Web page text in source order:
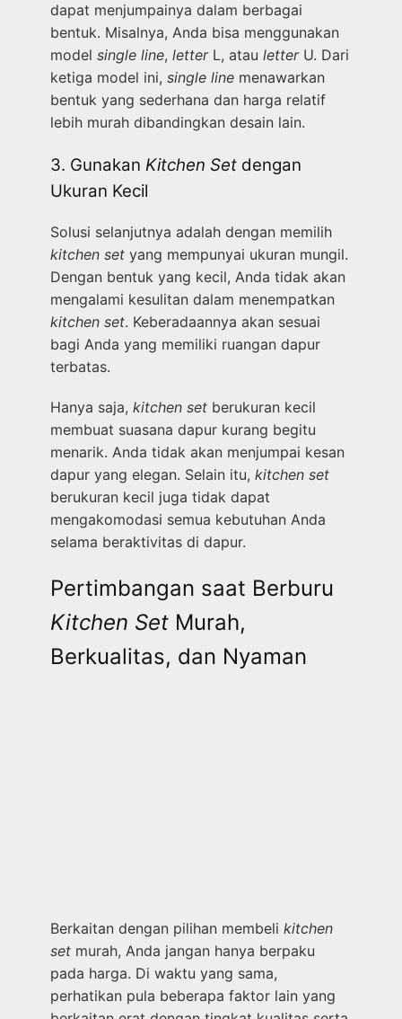
dapat menjumpainya dalam berbagai
bentuk. Misalnya, Anda bisa menggunakan
model single line, letterL, atau letterU. Dari
ketiga model ini, single line menawarkan
bentuk yang sederhana dan harga relatif
lebih murah dibandingkan desain lain.
3. Gunakan Kitchen Set dengan
Ukuran Kecil
Solusi selanjutnya adalah dengan memilih
kitchen set yang mempunyai ukuran mungil.
Dengan bentuk yang kecil, Anda tidak akan
mengalami kesulitan dalam menempatkan
kitchen set. Keberadaannya akan sesuai
bagi Anda yang memiliki ruangan dapur
terbatas.
Hanya saja, kitchen set berukuran kecil
membuat suasana dapur kurang begitu
menarik. Anda tidak akan menjumpai kesan
dapur yang elegan. Selain itu, kitchen set
berukuran kecil juga tidak dapat
mengakomodasi semua kebutuhan Anda
selama beraktivitas di dapur.
Pertimbangan saat Berburu
Kitchen Set Murah,
Berkualitas, dan Nyaman
Berkaitan dengan pilihan membeli kitchen
set murah, Anda jangan hanya berpaku
pada harga. Di waktu yang sama,
perhatikan pula beberapa faktor lain yang